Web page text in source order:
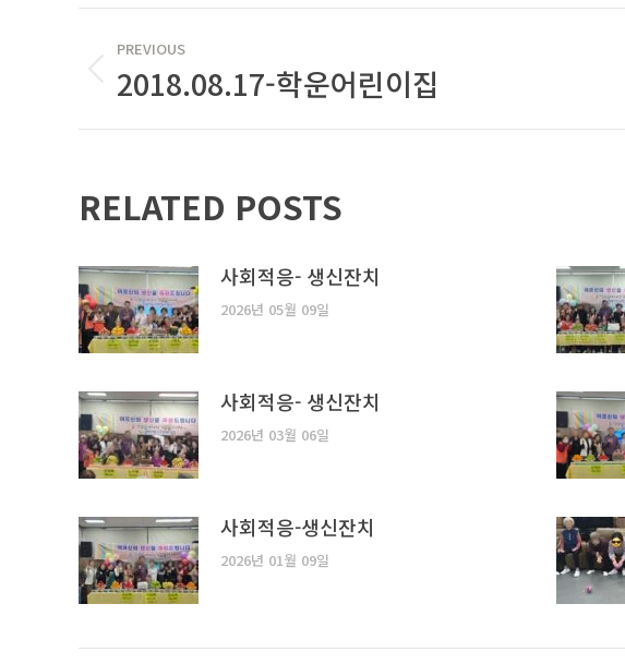
POST
NAVIGATION
PREVIOUS
Previous
2018.08.17-학운어린이집
RELATED POSTS
사회적응- 생신잔치
2026년 05월 09일
사회적응- 생신잔치
2026년 03월 06일
사회적응-생신잔치
2026년 01월 09일